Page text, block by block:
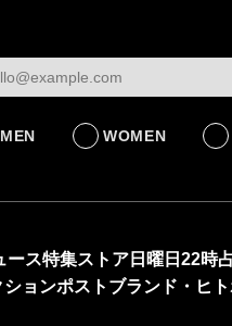
MEN WOMEN
ース特集ストア 日曜日22時
ションポスト ブランド・ヒト